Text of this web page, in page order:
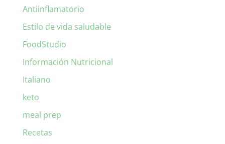
Antiinflamatorio
Estilo de vida saludable
FoodStudio
Información Nutricional
Italiano
keto
meal prep
Recetas